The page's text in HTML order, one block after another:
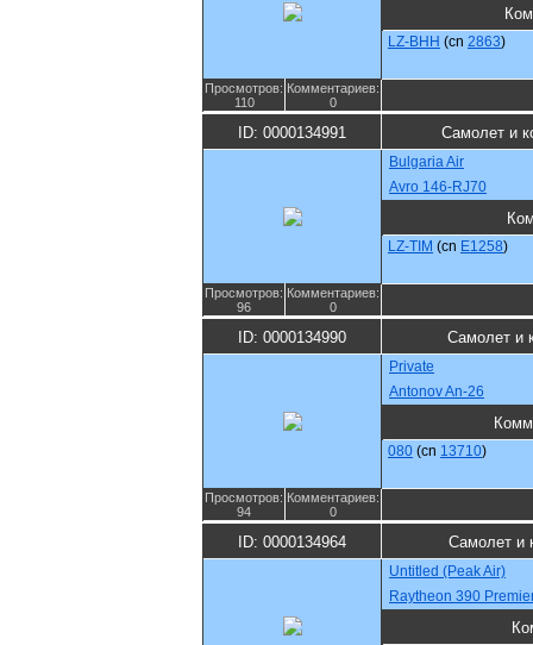
LZ-BHH (cn 2863)
Просмотров:
110
Комментариев:
0
ID: 0000134991 Самолет и
Bulgaria Air
Avro 146-RJ70
LZ-TIM (cn E1258)
Просмотров:
96
Комментариев:
0
ID: 0000134990 Самолет и
Private
Antonov An-26
080 (cn 13710)
Просмотров:
94
Комментариев:
0
ID: 0000134964 Самолет и
Untitled (Peak Air)
Raytheon 390